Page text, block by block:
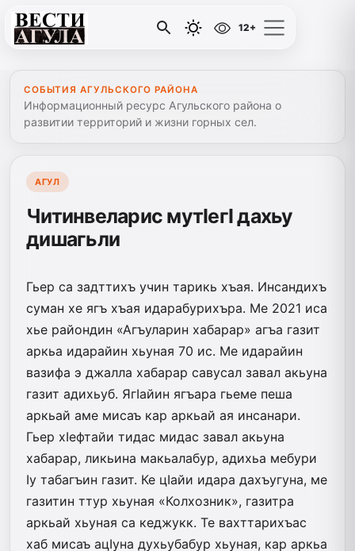
12+
СОБЫТИЯ АГУЛЬСКОГО РАЙОНА
Информационный ресурс Агульского района о
развитии территорий и жизни горных сел.
АГУЛ
Читинвеларис мутIегI дахьу
дишагьли
Гьер са задттихъ учин тарикь хъая. Инсандихъ
суман хе ягъ хъая идарабурихъра. Ме 2021 иса
хье райондин «Агъуларин хабарар» агъа газит
аркьа идарайин хьуная 70 ис. Ме идарайин
вазифа э джалла хабарар савусал завал акьуна
газит адихьуб. ЯгIайин ягъара гьеме пеша
аркьай аме мисаъ кар аркьай ая инсанари.
Гьер хIефтайи тидас мидас завал акьуна
хабарар, ликьина макьалабур, адихьа мебури
Iу табагъин газит. Ке цIайи идара дахъугуна, ме
газитин ттур хьуная «Колхозник», газитра
аркьай хьуная са кеджукк. Те вахттарихъас
хаб мисаъ ацIуна духьубабур хьуная, кар аркьа